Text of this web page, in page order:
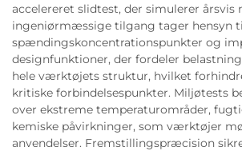
accelereret slidtest, der simulerer årsvis
ingeniørmæssige tilgang tager hensyn
spændingskoncentrationspunkter og
designfunktioner, der fordeler
hele værktøjets struktur, hvilket
kritiske forbindelsespunkter. Miljøtests
over ekstreme temperaturområder,
kemiske påvirkninger, som værktøjer
anvendelser. Fremstillingspræcision